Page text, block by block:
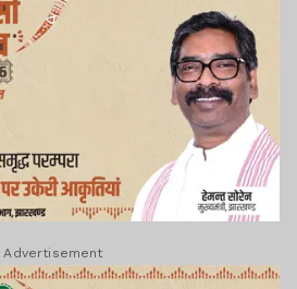
Advertisement